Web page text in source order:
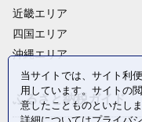
近畿エリア
四国エリア
沖縄エリア
ふるさと納税ガイド
当サイトでは、サイト利
用しています。サイトの
意したことものといたしま